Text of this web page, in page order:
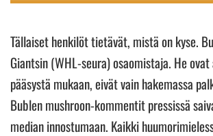
Tällaiset henkilöt tietävät, mistä on kyse.
Giantsin (WHL-seura) osaomistaja. He
pääsystä mukaan, eivät vain hakemassa
Bublen mushroon-kommentit pressissä
median innostumaan. Kaikki